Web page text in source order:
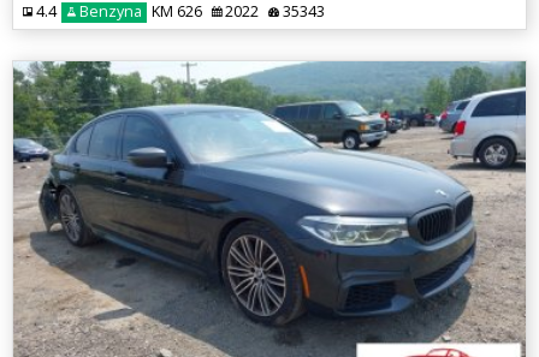
4.4 Benzyna KM 626 2022 35343